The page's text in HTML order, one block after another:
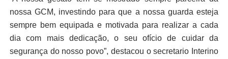
nossa GCM, investindo para que a nossa guarda esteja
sempre bem equipada e motivada para realizar a cada
dia com mais dedicação, o seu ofício de cuidar da
segurança do nosso povo”, destacou o secretario Interino